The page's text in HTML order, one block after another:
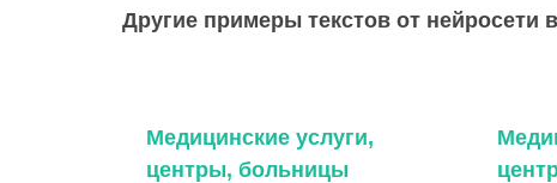
Другие примеры текстов от нейросети
Медицинские услуги,
центры, больницы